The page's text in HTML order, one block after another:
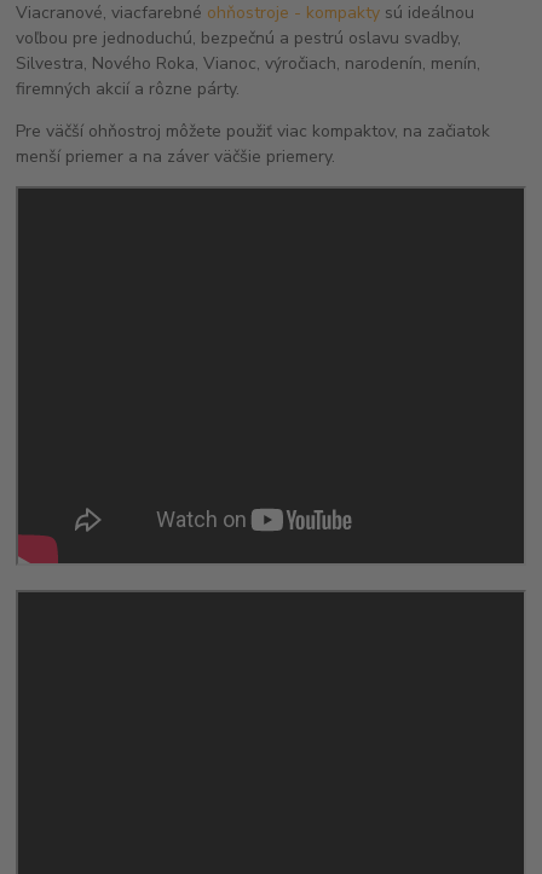
Viacranové, viacfarebné ohňostroje - kompakty sú ideálnou
voľbou pre jednoduchú, bezpečnú a pestrú oslavu svadby,
Silvestra, Nového Roka, Vianoc, výročiach, narodenín, menín,
firemných akcií a rôzne párty.
Pre väčší ohňostroj môžete použiť viac kompaktov, na začiatok
menší priemer a na záver väčšie priemery.